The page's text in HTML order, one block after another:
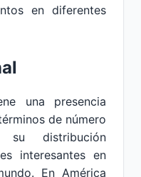
en diferentes
una presencia
de número
distribución
interesantes en
En América